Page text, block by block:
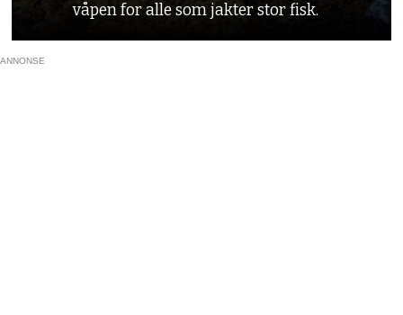
våpen for alle som jakter stor fisk.
ANNONSE